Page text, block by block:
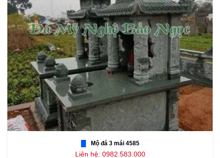
Mộ đá 3 mái 4585
Liên hệ: 0982.583.000